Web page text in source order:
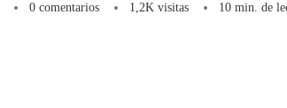
0 comentarios 1,2K visitas 10 min. de